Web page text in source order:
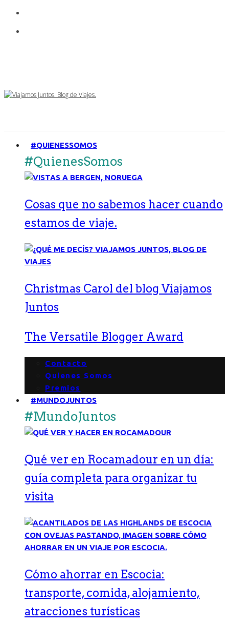
#QUIENESSOMOS
#QuienesSomos
Cosas que no sabemos hacer cuando
estamos de viaje.
Christmas Carol del blog Viajamos
Juntos
The Versatile Blogger Award
Contacto
Quienes Somos
Premios
#MUNDOJUNTOS
#MundoJuntos
Qué ver en Rocamadour en un día:
guía completa para organizar tu
visita
Cómo ahorrar en Escocia:
transporte, comida, alojamiento,
atracciones turísticas